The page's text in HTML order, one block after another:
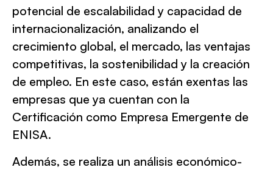
potencial de escalabilidad y capacidad de
internacionalización, analizando el
crecimiento global, el mercado, las ventajas
competitivas, la sostenibilidad y la creación
de empleo. En este caso, están exentas las
empresas que ya cuentan con la
Certificación como Empresa Emergente de
ENISA.
Además, se realiza un análisis económico-